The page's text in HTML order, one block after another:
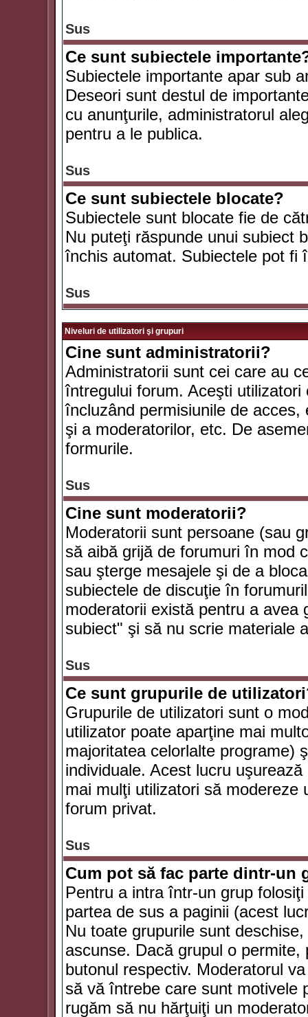
Sus
Ce sunt subiectele
Subiectele importante apar sub
Deseori sunt destul de
cu anunţurile, administratorul
pentru a le publica.
Sus
Ce sunt subiectele blocate?
Subiectele sunt blocate fie de
Nu puteţi răspunde unui subiect
închis automat. Subiectele pot fi
Sus
Niveluri de utilizatori şi grupuri
Cine sunt administratorii?
Administratorii sunt cei care au
întregului forum. Aceşti
încluzând permisiunile de
şi a moderatorilor, etc. De
formurile.
Sus
Cine sunt moderatorii?
Moderatorii sunt persoane (sau
să aibă grijă de forumuri în mod
sau şterge mesajele şi de a
subiectele de discuţie în
moderatorii există pentru a avea
subiect" şi să nu scrie materiale
Sus
Ce sunt grupurile de
Grupurile de utilizatori sunt o
utilizator poate aparţine mai
majoritatea celorlalte programe)
individuale. Acest lucru
mai mulţi utilizatori să
forum privat.
Sus
Cum pot să fac parte dintr-un
Pentru a intra într-un grup
partea de sus a paginii (acest
Nu toate grupurile sunt
ascunse. Dacă grupul o
butonul respectiv. Moderatorul
să vă întrebe care sunt motivele
rugăm să nu hărţuiţi un